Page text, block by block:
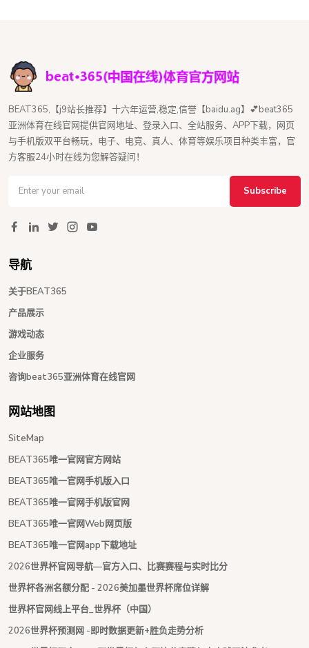
BEAT365,【j9站长推荐】十六年运营,稳定,信誉【baidu.ag】💕beat365
亚洲体育在线官网提供官网地址、登录入口、全站服务、APP下载，网页
与手机版双平台畅玩，电子、电竞、真人、体育等娱乐项目种类丰富，官
方客服24小时在线为您解答疑问！
Subscribe
导航
关于BEAT365
产品展示
游戏动态
企业服务
咨询beat365亚洲体育在线官网
网站地图
SiteMap
BEAT365唯一官网官方网站
BEAT365唯一官网手机版入口
BEAT365唯一官网手机版官网
BEAT365唯一官网Web网页版
BEAT365唯一官网app下载地址
2026世界杯官网导航—官方入口、比赛赛程与实时比分
世界杯各洲名额分配 - 2026美加墨世界杯席位详解
世界杯官网线上平台_世界杯（中国）
2026世界杯预测网 -即时数据更新+胜负走势分析